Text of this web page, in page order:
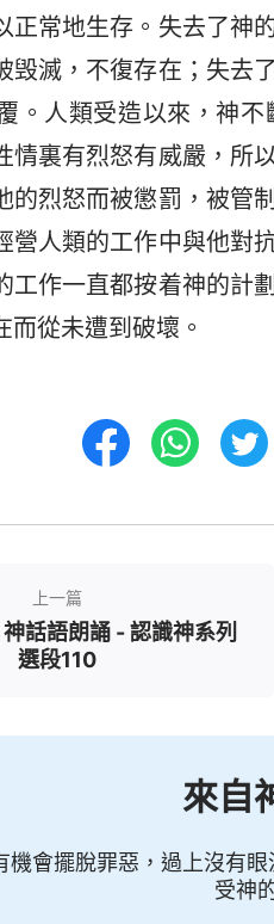
正常地生存。失去了神
毁滅，不復存在；失去
。人類受造以來，神
情裏有烈怒有威嚴，所
的烈怒而被懲罰，被管
營人類的工作中與他對
工作一直都按着神的計
而從未遭到破壞。
上一篇
話語朗誦 - 認識神系列
選段110
來自
機會擺脫罪惡，過上沒有
受神